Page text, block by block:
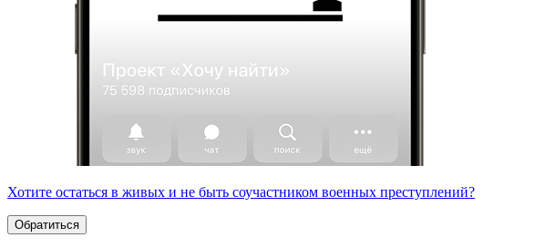
Хотите остаться в живых и не быть соучастником военных преступлений?
Обратиться